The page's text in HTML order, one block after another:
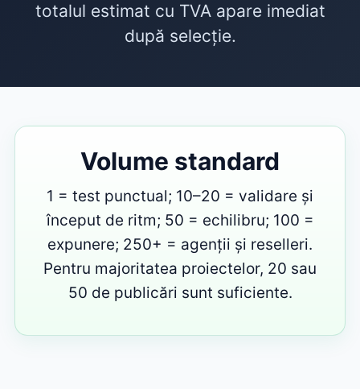
totalul estimat cu TVA apare imediat
după selecție.
Volume standard
1 = test punctual; 10–20 = validare și
început de ritm; 50 = echilibru; 100 =
expunere; 250+ = agenții și reselleri.
Pentru majoritatea proiectelor, 20 sau
50 de publicări sunt suficiente.